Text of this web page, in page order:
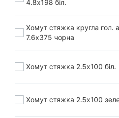
4.8х198 біл.
Хомут стяжка кругла гол.
7.6х375 чорна
Хомут стяжка 2.5х100 біл.
Хомут стяжка 2.5х100